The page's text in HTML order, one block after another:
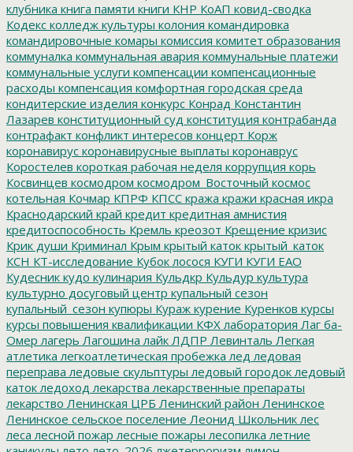
клубника книга памяти книги КНР КоАП ковид-сводка
Кодекс колледж культуры колония командировка
командировочные комары комиссия комитет образования
коммуналка коммунальная авария коммунальные платежи
коммунальные услуги компенсации компенсационные
расходы компенсация комфортная городская среда
кондитерские изделия конкурс Конрад Константин
Лазарев конституционный суд конституция контрабанда
контрафакт конфликт интересов концерт Корж
коронавирус коронавирусные выплаты коронаврус
Коростелев короткая рабочая неделя коррупция корь
Косвинцев космодром космодром_Восточный космос
котельная Кочмар КПРФ КПСС кража кражи красная икра
Краснодарский край кредит кредитная амнистия
кредитоспособность Кремль креозот Крещение кризис
Крик души Криминал Крым крытый каток крытый_каток
КСН КТ-исследование Кубок лосося КУГИ КУГИ ЕАО
Кудесник кудо кулинария Кульдкр Кульдур культура
культурно досуговый центр купальный сезон
купальный_сезон купюры Кураж курение Куренков курсы
курсы повышения квалификации КФХ лаборатория Лаг ба-
Омер лагерь Лагошина лайк ЛДПР Левинталь Легкая
атлетика легкоатлетическая пробежка лед ледовая
переправа ледовые скульптуры ледовый городок ледовый
каток ледоход лекарства лекарственные препараты
лекарство Ленинская ЦРБ Ленинский район Ленинское
Ленинское сельское поселение Леонид Школьник лес
леса лесной пожар лесные пожары лесопилка летние